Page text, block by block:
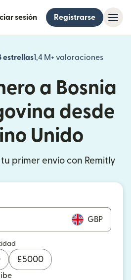
sesión Registrarse
estrellas1,4 M+ valoraciones
(se
a Bosnia
desde
Unido
tu primer envío con Remitly
GBP
£5000